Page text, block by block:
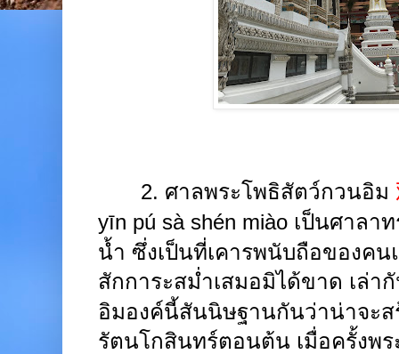
2. ศาลพระโพธิสัตว์กวนอิม
yīn pú sà shén miào เป็นศาลา
น้ำ ซึ่งเป็นที่เคารพนับถือของค
สักการะสม่ำเสมอมิได้ขาด เล่า
อิมองค์นี้สันนิษฐานกันว่าน่าจะ
รัตนโกสินทร์ตอนต้น เมื่อครั้งพ